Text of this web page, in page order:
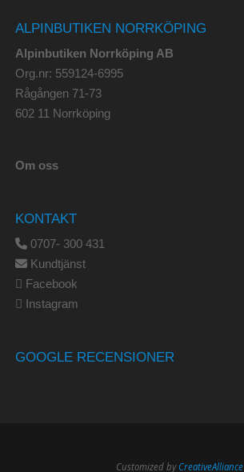
ALPINBUTIKEN NORRKÖPING
Alpinbutiken Norrköping AB
Org.nr: 559124-6995
Rågången 71-73
602 11 Norrköping
Om oss
KONTAKT
0707- 300 431
Kundtjänst
Facebook
Instagram
GOOGLE RECENSIONER
Customized byCreativeAlliance